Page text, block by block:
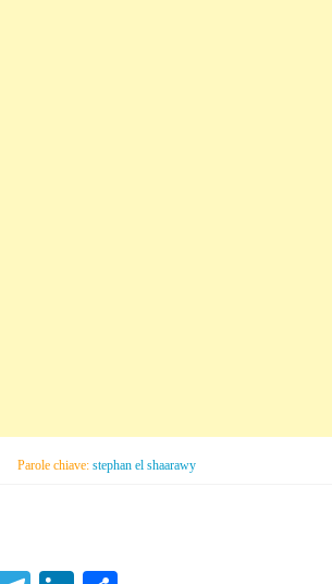
Parole chiave: stephan el shaarawy